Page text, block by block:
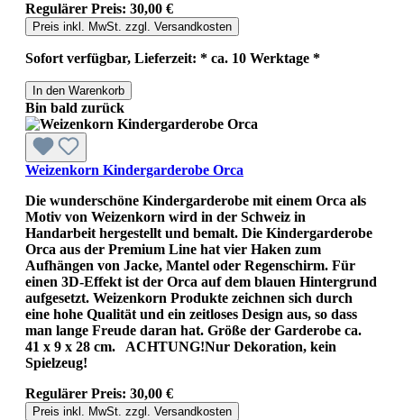
Regulärer Preis: 30,00 €
Preis inkl. MwSt. zzgl. Versandkosten
Sofort verfügbar, Lieferzeit: * ca. 10 Werktage *
In den Warenkorb
Bin bald zurück
Weizenkorn Kindergarderobe Orca
Die wunderschöne Kindergarderobe mit einem Orca als
Motiv von Weizenkorn wird in der Schweiz in
Handarbeit hergestellt und bemalt. Die Kindergarderobe
Orca aus der Premium Line hat vier Haken zum
Aufhängen von Jacke, Mantel oder Regenschirm. Für
einen 3D-Effekt ist der Orca auf dem blauen Hintergrund
aufgesetzt. Weizenkorn Produkte zeichnen sich durch
eine hohe Qualität und ein zeitloses Design aus, so dass
man lange Freude daran hat. Größe der Garderobe ca.
41 x 9 x 28 cm. ACHTUNG!Nur Dekoration, kein
Spielzeug!
Regulärer Preis: 30,00 €
Preis inkl. MwSt. zzgl. Versandkosten